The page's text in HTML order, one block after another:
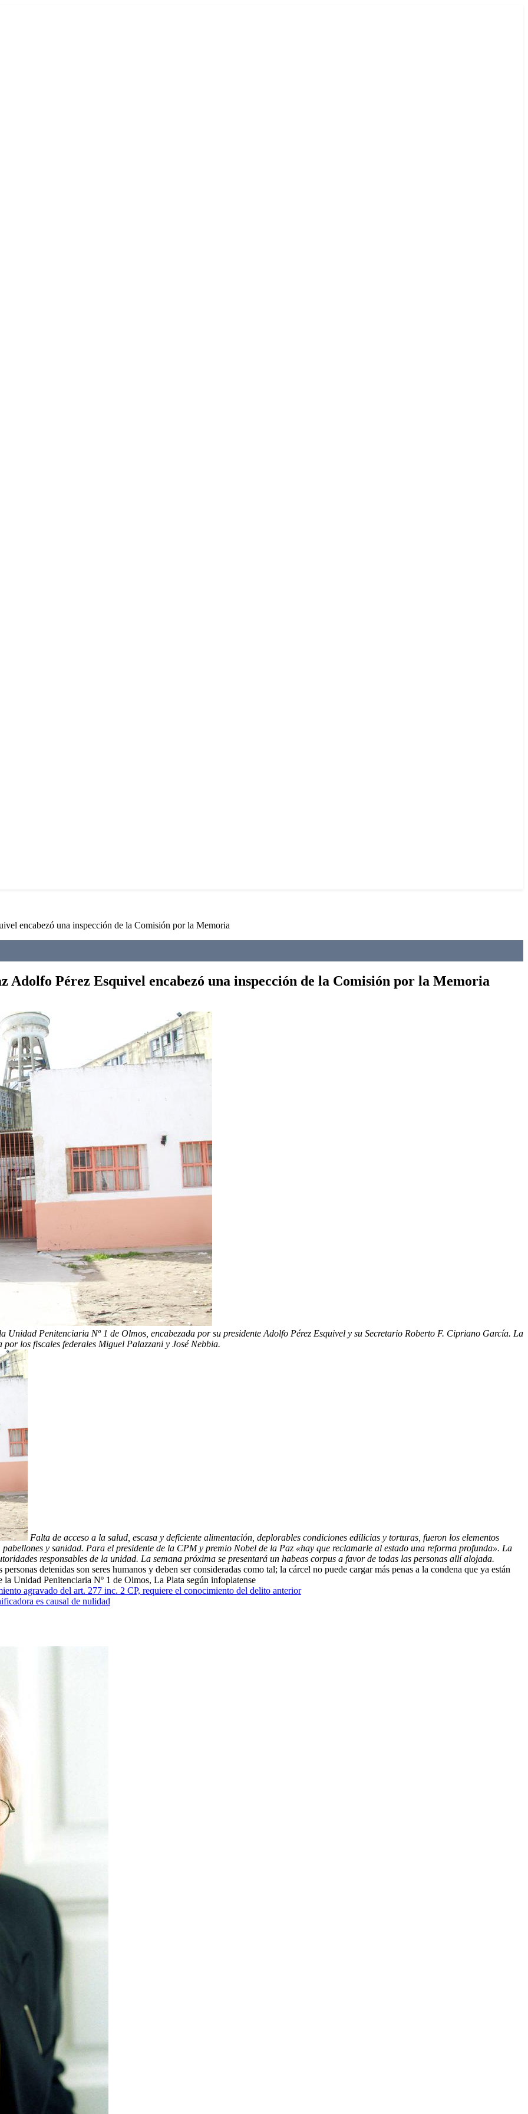
encabezó una inspección de la Comisión por la Memoria
Adolfo Pérez Esquivel encabezó una inspección de la Comisión por la Memoria
Penitenciaria Nº 1 de Olmos, encabezada por su presidente Adolfo Pérez Esquivel y su Secretario Roberto F. Cipriano García. La
los fiscales federales Miguel Palazzani y José Nebbia.
Falta de acceso a la salud, escasa y deficiente alimentación, deplorables condiciones edilicias y torturas, fueron los elementos
y sanidad. Para el presidente de la CPM y premio Nobel de la Paz «hay que reclamarle al estado una reforma profunda». La
responsables de la unidad. La semana próxima se presentará un habeas corpus a favor de todas las personas allí alojada.
detenidas son seres humanos y deben ser consideradas como tal; la cárcel no puede cargar más penas a la condena que ya están
Unidad Penitenciaria Nº 1 de Olmos, La Plata según infoplatense
agravado del art. 277 inc. 2 CP, requiere el conocimiento del delito anterior
es causal de nulidad